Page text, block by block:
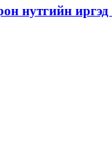
нутгийн иргэд